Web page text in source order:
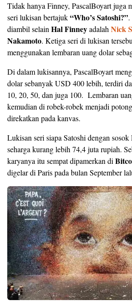
Tidak hanya Finney, PascalBoyart juga
seri lukisan bertajuk“Who’s Satoshi?”.
diambil selain Hal Finneyadalah Nick
Nakamoto. Ketiga seri di lukisan
menggunakan lembaran uang dolar
Di dalam lukisannya, PascalBoyart
dolar sebanyak USD 400 lebih, terdiri
10, 20, 50, dan juga 100. Lembaran
kemudian di robek-robek menjadi
direkatkan pada kanvas.
Lukisan seri siapa Satoshi dengan
seharga kurang lebih 74,4 juta rupiah.
karyanya itu sempat dipamerkan di
digelar di Paris pada bulan September